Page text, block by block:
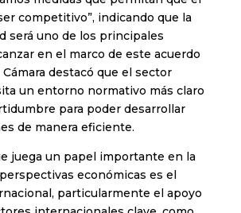
competitivo”, indicando que la
será uno de los principales
en el marco de este acuerdo
destacó que el sector
un entorno normativo más claro
para poder desarrollar
de manera eficiente.
juega un papel importante en la
económicas es el
particularmente el apoyo